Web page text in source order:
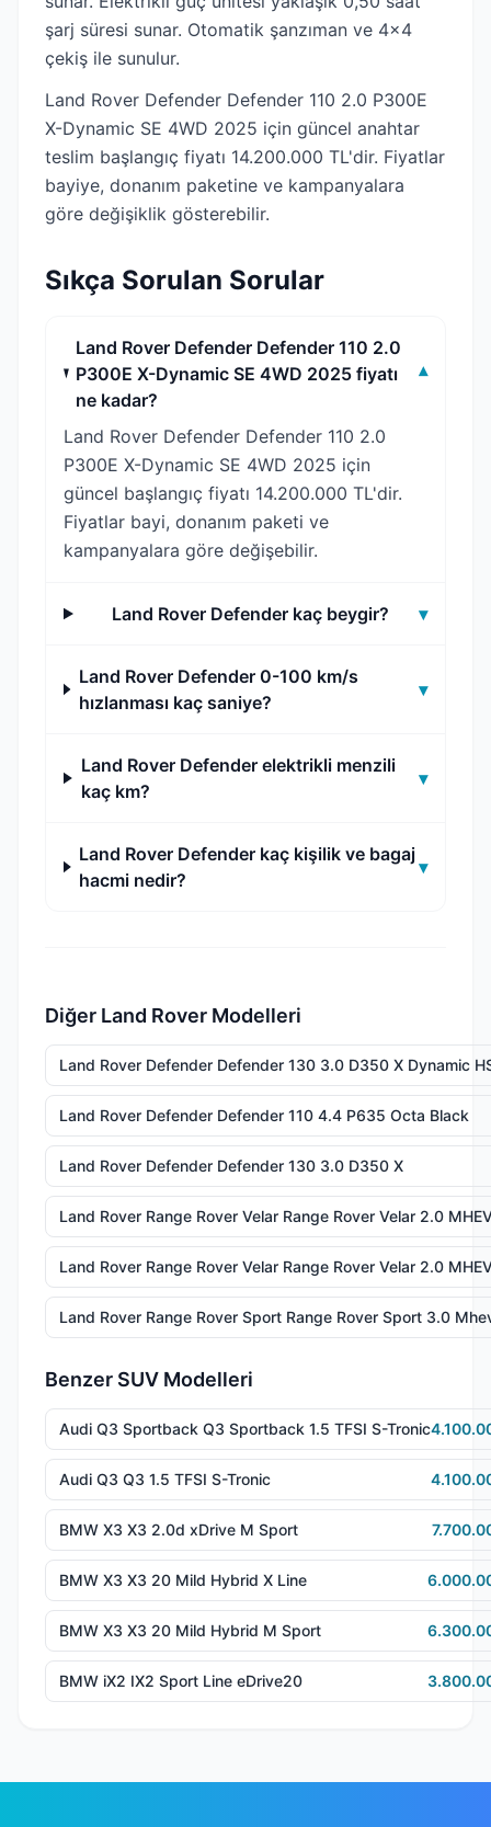
şarj süresi sunar. Otomatik şanzıman ve 4x4
çekiş ile sunulur.
Land Rover Defender Defender 110 2.0 P300E
X-Dynamic SE 4WD 2025 için güncel anahtar
teslim başlangıç fiyatı 14.200.000 TL'dir. Fiyatlar
bayiye, donanım paketine ve kampanyalara
göre değişiklik gösterebilir.
Sıkça Sorulan Sorular
Land Rover Defender Defender 110 2.0
P300E X-Dynamic SE 4WD 2025 fiyatı
ne kadar?
▾
Land Rover Defender Defender 110 2.0
P300E X-Dynamic SE 4WD 2025 için
güncel başlangıç fiyatı 14.200.000 TL'dir.
Fiyatlar bayi, donanım paketi ve
kampanyalara göre değişebilir.
Land Rover Defender kaç beygir? ▾
Land Rover Defender 0-100 km/s
hızlanması kaç saniye?
▾
Land Rover Defender elektrikli menzili
kaç km?
▾
Land Rover Defender kaç kişilik ve bagaj
hacmi nedir?
▾
Diğer Land Rover Modelleri
Land Rover Defender Defender 130 3.0 D350 X Dynamic
Land Rover Defender Defender 110 4.4 P635 Octa Black
Land Rover Defender Defender 130 3.0 D350 X
Land Rover Range Rover Velar Range Rover Velar 2.0
Land Rover Range Rover Velar Range Rover Velar 2.0
Land Rover Range Rover Sport Range Rover Sport 3.0
Benzer SUV Modelleri
Audi Q3 Sportback Q3 Sportback 1.5 TFSI S-Tronic
Audi Q3 Q3 1.5 TFSI S-Tronic
BMW X3 X3 2.0d xDrive M Sport
BMW X3 X3 20 Mild Hybrid X Line
BMW X3 X3 20 Mild Hybrid M Sport
BMW iX2 IX2 Sport Line eDrive20